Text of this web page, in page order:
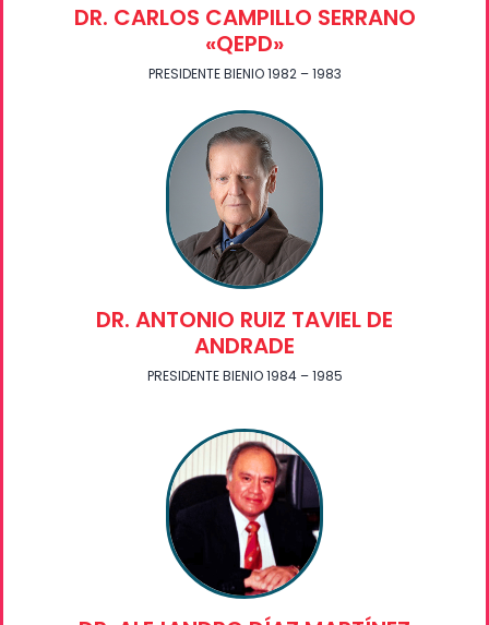
DR. CARLOS CAMPILLO SERRANO
«QEPD»
PRESIDENTE BIENIO 1982 – 1983
DR. ANTONIO RUIZ TAVIEL DE
ANDRADE
PRESIDENTE BIENIO 1984 – 1985